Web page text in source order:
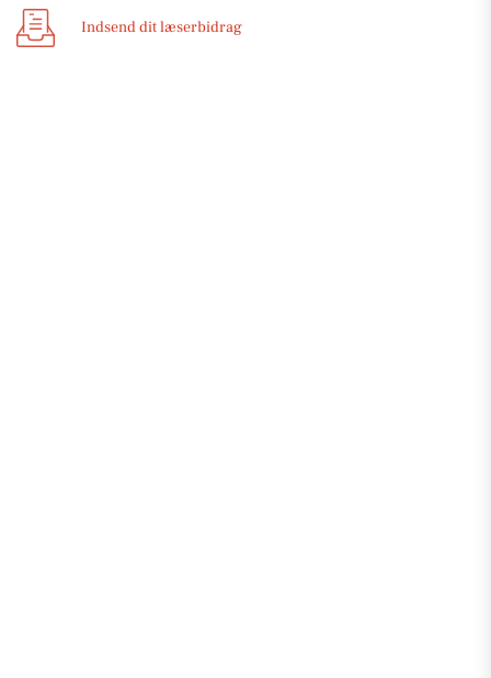
Indsend dit læserbidrag